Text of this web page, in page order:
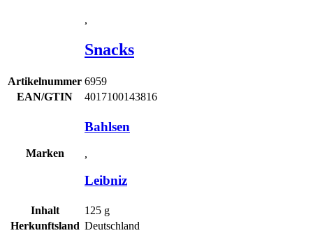
,
Snacks
Artikelnummer 6959
EAN/GTIN
4017100143816
Marken
Bahlsen
,
Leibniz
Inhalt 125 g
Herkunftsland Deutschland